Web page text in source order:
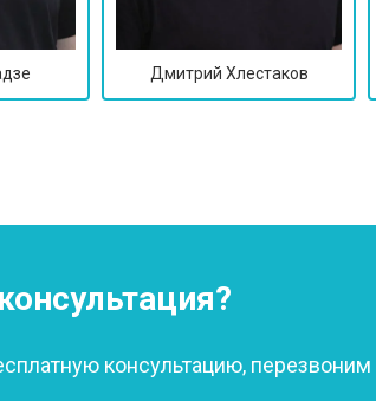
Дмитрий Хлестаков
консультацию, перезвоним